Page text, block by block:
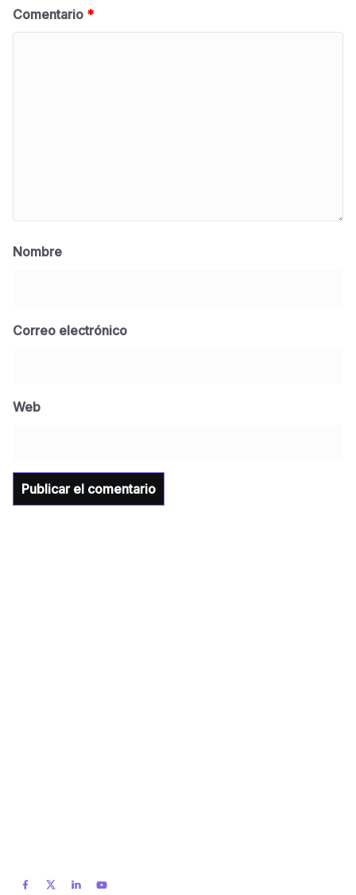
Comentario *
Nombre
Correo electrónico
Web
para la Universidad y para el municipio